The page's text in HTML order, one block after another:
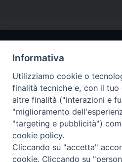
Arcidiocesi di
CONTATTI
Piazza Arcivescovado, 1
Informativa
Utilizziamo cookie o
finalità tecniche e, con il tuo
altre finalità ("interazioni e
"miglioramento
"targeting e pubblicità")
cookie policy.
Cliccando su "accetta"
cookie. Cliccando su